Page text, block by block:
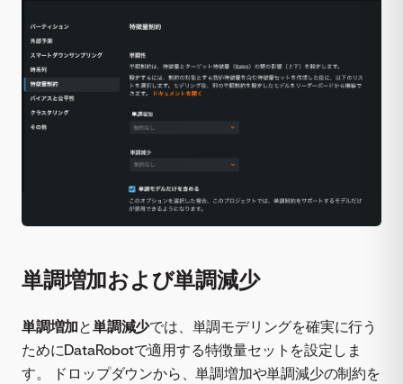
単調増加および単調減少
単調増加と単調減少では、単調モデリングを確実に行う
ためにDataRobotで適用する特徴量セットを設定しま
す。 ドロップダウンから、単調増加や単調減少の制約を